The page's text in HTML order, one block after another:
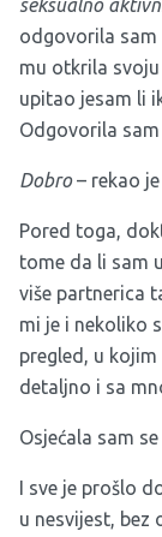
seksualno
odgovorila sam
mu otkrila
upitao jesam li
Odgovorila
Dobro– rekao
Pored toga,
tome da li sam
više partnerica
mi je i nekoliko
pregled, u
detaljno i sa
Osjećala sam
I sve je prošlo
u nesvijest, bez